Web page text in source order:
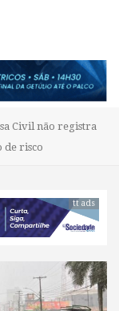
Civil não registra
de risco
tt ads